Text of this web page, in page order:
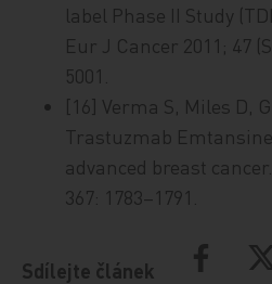
label Phase II Study
Eur J Cancer 2011; 47
5001.
[16] Verma S, Miles D,
Trastuzmab
advanced breast
367: 1783–1791.
Sdílejte článek